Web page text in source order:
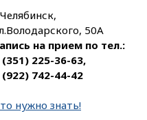
50А
на прием по тел.:
(351) 225-36-63,
(922) 742-44-42
нужно знать!